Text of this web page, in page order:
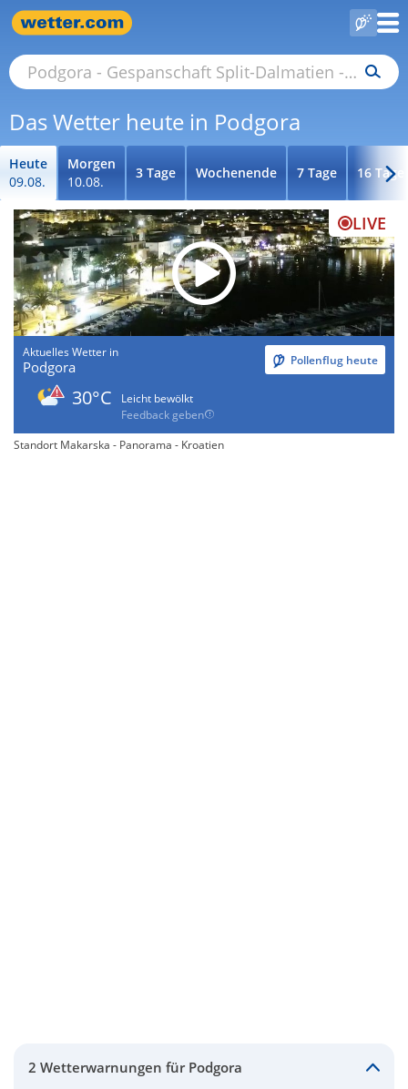
Das Wetter heute in Podgora
Heute
09.08.
Morgen
10.08.
3 Tage Wochenende 7 Tage 16 Tage
LIVE
Aktuelles Wetter in
Podgora Pollenflug heute
30°C
Leicht bewölkt
Feedback geben
Standort Makarska - Panorama - Kroatien
2 Wetterwarnungen für Podgora